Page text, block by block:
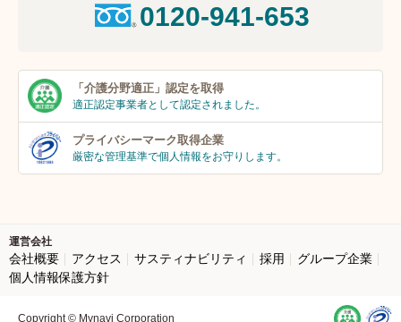
0120-941-653
「介護分野適正」 認定を取得
適正認定事業者として認定されました。
プライバシーマーク取得企業
厳密な管理基準で個人情報をお守りします。
運営会社
会社概要 アクセス サスティナビリティ 採用
グループ企業
個人情報保護方針
Copyright © Mynavi Corporation